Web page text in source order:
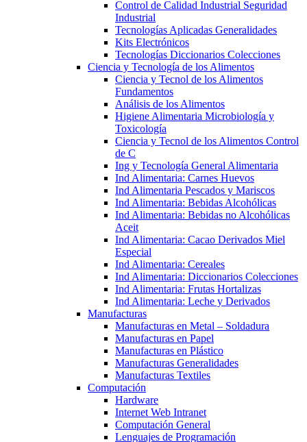
Control de Calidad Industrial Seguridad
Industrial
Tecnologías Aplicadas Generalidades
Kits Electrónicos
Tecnologías Diccionarios Colecciones
Ciencia y Tecnología de los Alimentos
Ciencia y Tecnol de los Alimentos
Fundamentos
Análisis de los Alimentos
Higiene Alimentaria Microbiología y
Toxicología
Ciencia y Tecnol de los Alimentos Control
de C
Ing y Tecnología General Alimentaria
Ind Alimentaria: Carnes Huevos
Ind Alimentaria Pescados y Mariscos
Ind Alimentaria: Bebidas Alcohólicas
Ind Alimentaria: Bebidas no Alcohólicas
Aceit
Ind Alimentaria: Cacao Derivados Miel
Especial
Ind Alimentaria: Cereales
Ind Alimentaria: Diccionarios Colecciones
Ind Alimentaria: Frutas Hortalizas
Ind Alimentaria: Leche y Derivados
Manufacturas
Manufacturas en Metal – Soldadura
Manufacturas en Papel
Manufacturas en Plástico
Manufacturas Generalidades
Manufacturas Textiles
Computación
Hardware
Internet Web Intranet
Computación General
Lenguajes de Programación